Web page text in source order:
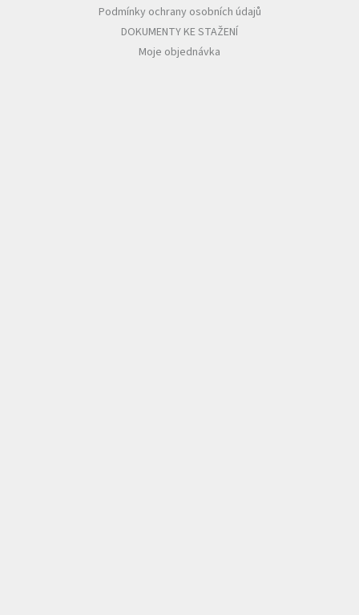
Podmínky ochrany osobních údajů
DOKUMENTY KE STAŽENÍ
Moje objednávka